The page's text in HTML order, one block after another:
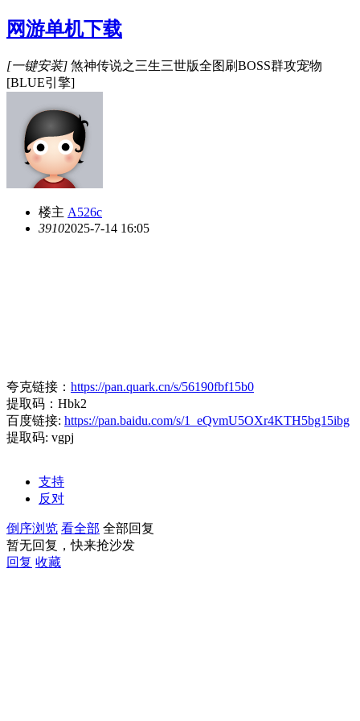
网游单机下载
[一键安装] 煞神传说之三生三世版全图刷BOSS群攻宠物
[BLUE引擎]
楼主 A526c
39102025-7-14 16:05
夸克链接： https://pan.quark.cn/s/56190fbf15b0
提取码：Hbk2
百度链接: https://pan.baidu.com/s/1_eQvmU5OXr4KTH5bg15ibg
提取码: vgpj
支持
反对
倒序浏览 看全部 全部回复
暂无回复，快来抢沙发
回复 收藏